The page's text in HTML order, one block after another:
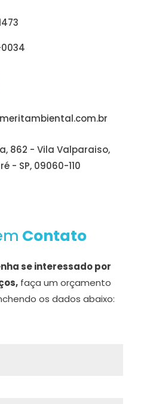
0034
862 - Vila Valparaiso,
- SP, 09060-110
Contato
se interessado por
faça um orçamento
os dados abaixo: